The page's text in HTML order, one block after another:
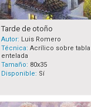
Tarde de otoño
Autor: Luis Romero
Técnica: Acrílico sobre tabla
entelada
Tamaño: 80x35
Disponible: Sí